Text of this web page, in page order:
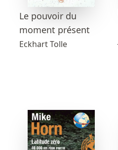
Le pouvoir du
moment présent
Eckhart Tolle